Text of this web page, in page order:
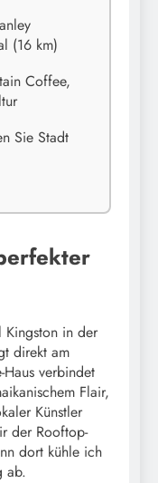
(16 km)
Coffee,
Sie Stadt
Kingston in der
direkt am
Haus verbindet
Flair,
Künstler
der Rooftop-
dort kühle ich
ab.